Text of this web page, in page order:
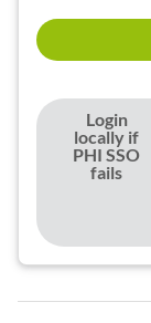
Login
locally if
PHI SSO
fails